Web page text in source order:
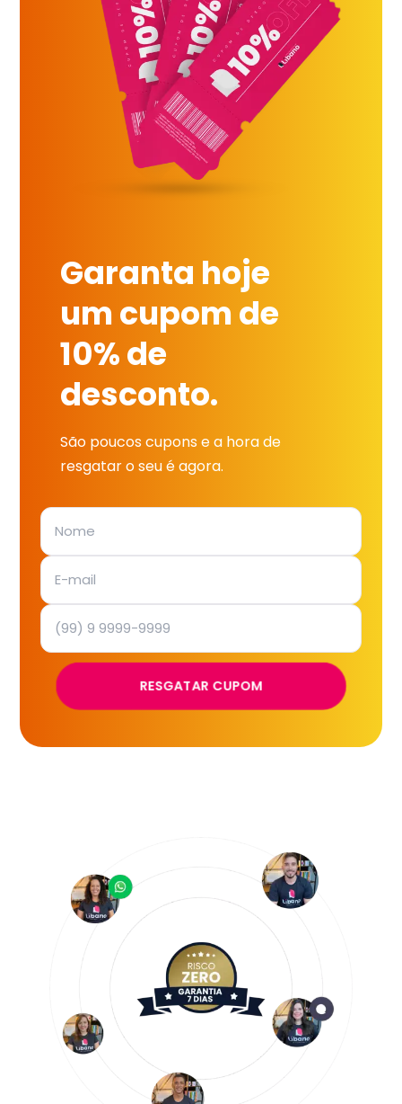
Garanta hoje
um cupom de
10% de
desconto.
São poucos cupons e a hora de
resgatar o seu é agora.
RESGATAR CUPOM